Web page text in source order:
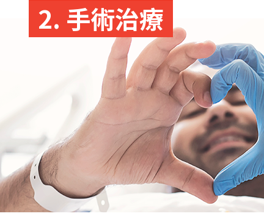
2. 手術治療